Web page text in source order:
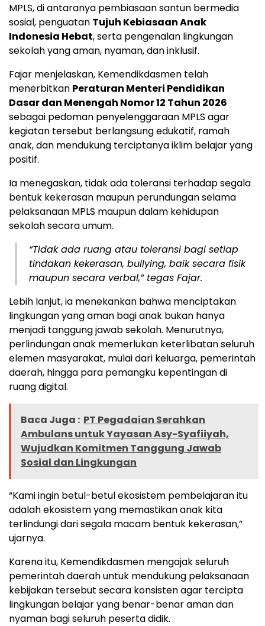
MPLS, di antaranya pembiasaan santun bermedia
sosial, penguatan Tujuh Kebiasaan Anak
Indonesia Hebat, serta pengenalan lingkungan
sekolah yang aman, nyaman, dan inklusif.
Fajar menjelaskan, Kemendikdasmen telah
menerbitkan Peraturan Menteri Pendidikan
Dasar dan Menengah Nomor 12 Tahun 2026
sebagai pedoman penyelenggaraan MPLS agar
kegiatan tersebut berlangsung edukatif, ramah
anak, dan mendukung terciptanya iklim belajar yang
positif.
Ia menegaskan, tidak ada toleransi terhadap segala
bentuk kekerasan maupun perundungan selama
pelaksanaan MPLS maupun dalam kehidupan
sekolah secara umum.
“Tidak ada ruang atau toleransi bagi setiap
tindakan kekerasan, bullying, baik secara fisik
maupun secara verbal,” tegas Fajar.
Lebih lanjut, ia menekankan bahwa menciptakan
lingkungan yang aman bagi anak bukan hanya
menjadi tanggung jawab sekolah. Menurutnya,
perlindungan anak memerlukan keterlibatan seluruh
elemen masyarakat, mulai dari keluarga, pemerintah
daerah, hingga para pemangku kepentingan di
ruang digital.
Baca Juga : PT Pegadaian Serahkan
Ambulans untuk Yayasan Asy-Syafiiyah,
Wujudkan Komitmen Tanggung Jawab
Sosial dan Lingkungan
“Kami ingin betul-betul ekosistem pembelajaran itu
adalah ekosistem yang memastikan anak kita
terlindungi dari segala macam bentuk kekerasan,”
ujarnya.
Karena itu, Kemendikdasmen mengajak seluruh
pemerintah daerah untuk mendukung pelaksanaan
kebijakan tersebut secara konsisten agar tercipta
lingkungan belajar yang benar-benar aman dan
nyaman bagi seluruh peserta didik.